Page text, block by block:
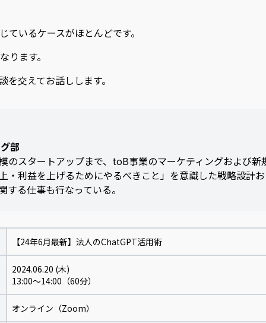
いるケースがほとんどです。
ります。
交えてお話しします。
部
のスタートアップまで、toB事業のマーケティングおよび
・利益を上げるためにやるべきこと」を意識した戦略設計
る仕事も行なっている。
【24年6月最新】法人のChatGPT活用術
2024.06.20 (木)
13:00～14:00（60分）
オンライン（Zoom）